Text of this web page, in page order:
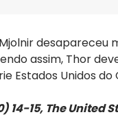
assim, Thor
Estados Unidos
14-15, The United